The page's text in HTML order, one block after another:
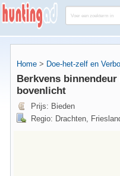
Home > Doe-het-zelf en
Berkvens
bovenlicht
Prijs: Bieden
Regio: Drachten,